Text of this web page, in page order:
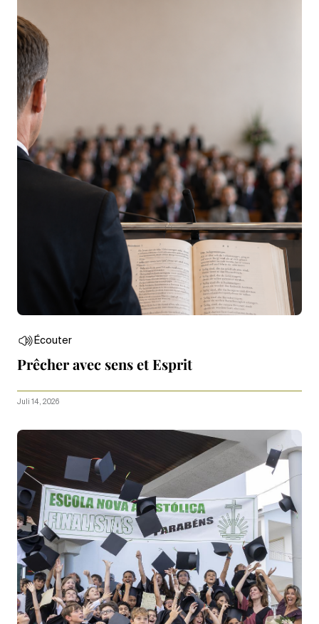
Écouter
Prêcher avec sens et Esprit
Juli 14, 2026